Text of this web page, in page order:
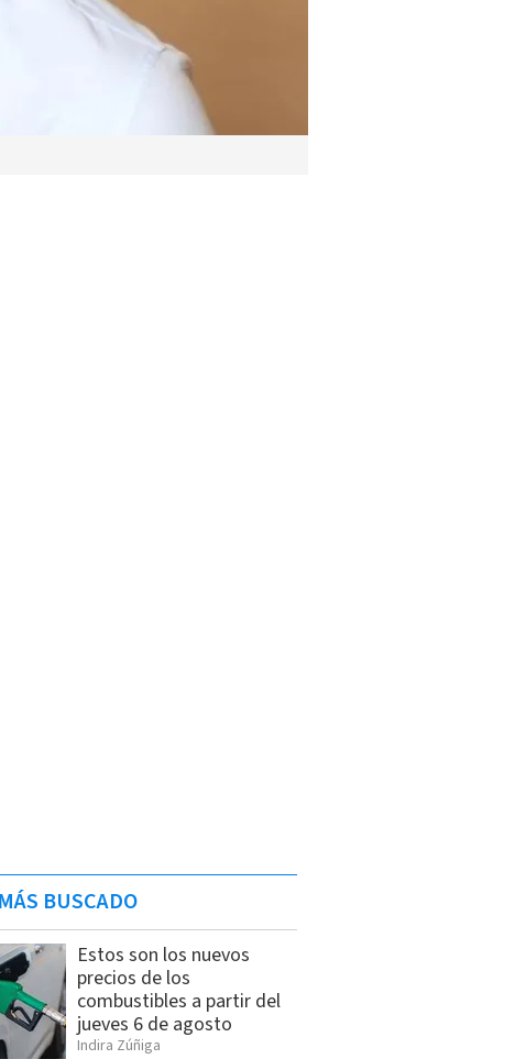
BUSCADO
Estos son los nuevos
precios de los
combustibles a partir del
jueves 6 de agosto
Indira Zúñiga